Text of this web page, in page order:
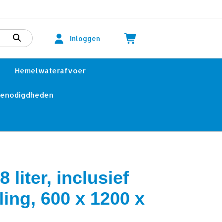
Inloggen
Hemelwaterafvoer
liter, inclusief
600 x 1200 x